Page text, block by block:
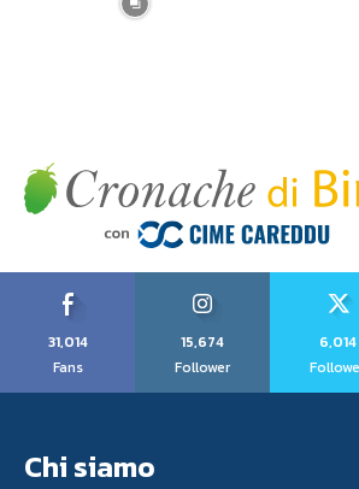
31,014
Fans
15,674
Follower
6,014
Chi siamo